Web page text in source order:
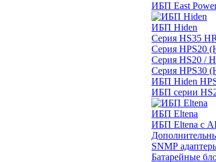
ИБП East
ИБП Hiden
Серия HS35
Серия HPS20
Серия HS20 /
Серия HPS30
ИБП Hiden
ИБП серии
ИБП Eltena
ИБП Eltena с
SNMP
Батарейные